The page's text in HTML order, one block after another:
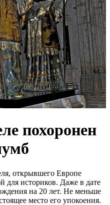
похоронен
открывшего Европе
для историков. Даже в дате
на 20 лет. Не меньше
место его упокоения.